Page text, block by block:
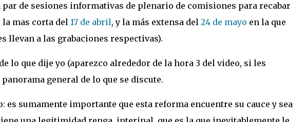
de sesiones informativas de plenario de comisiones para recabar
mas corta del 17 de abril, y la más extensa del 24 de mayo en la que
llevan a las grabaciones respectivas).
lo que dije yo (aparezco alrededor de la hora 3 del video, si les
general de lo que se discute.
es sumamente importante que esta reforma encuentre su cauce y sea